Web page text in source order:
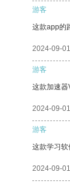
游客
这款app的
2024-09-01
游客
这款加速器
2024-09-01
游客
这款学习软
2024-09-01